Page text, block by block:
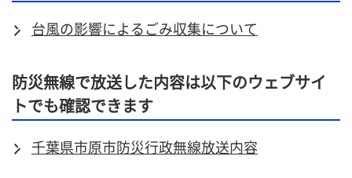
台風の影響によるごみ収集について
防災無線で放送した内容は以下のウェブサイ
トでも確認できます
千葉県市原市防災行政無線放送内容